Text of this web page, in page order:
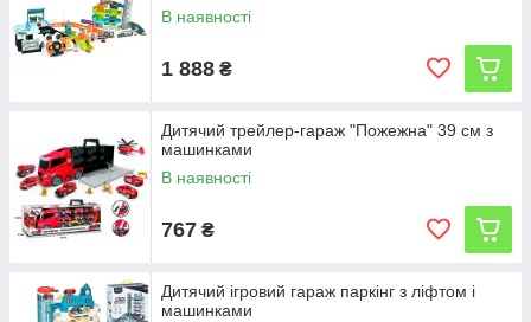
В наявності
1 888 ₴
Дитячий трейлер-гараж "Пожежна" 39 см з
машинками
В наявності
767 ₴
Дитячий ігровий гараж паркінг з ліфтом і
машинками